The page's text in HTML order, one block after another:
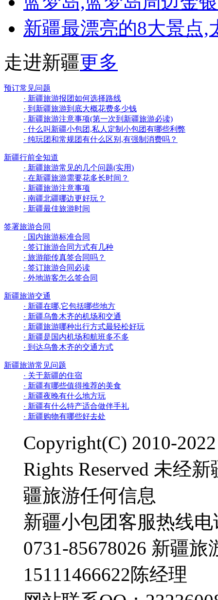
新疆最漂亮的8大景点,
走进新疆更多
预订常见问题
· 新疆旅游报团如何选择路线
· 到新疆旅游到底大概花费多少钱
· 新疆旅游注意事项(第一次到新疆旅游必读)
· 什么叫新疆小包团,私人定制小包团有哪些利弊
· 纯玩团和常规团有什么区别,有强制消费吗？
新疆行前全知道
· 新疆旅游常见的几个问题(实用)
· 在新疆旅游需要花多长时间？
· 新疆旅游注意事项
· 南疆北疆哪边更好玩？
· 新疆最佳旅游时间
签署旅游合同
· 国内旅游标准合同
· 签订旅游合同方式有几种
· 旅游能传真签合同吗？
· 签订旅游合同必读
· 外地游客怎么签合同
新疆旅游交通
· 新疆在哪,它包括哪些地方
· 新疆乌鲁木齐的机场和交通
· 新疆旅游哪种出行方式最轻松好玩
· 新疆是国内机场和航班多不多
· 到达乌鲁木齐的交通方式
新疆旅游常见问题
· 关于新疆的住宿
· 新疆有哪些值得推荐的美食
· 新疆夜晚有什么地方玩
· 新疆有什么特产适合做伴手礼
· 新疆购物有哪些好去处
Copyright(C) 2010-
Rights Reserved 未经
疆旅游任何信息
新疆小包团客服热线电
0731-85678026 新疆
15111466622陈经理